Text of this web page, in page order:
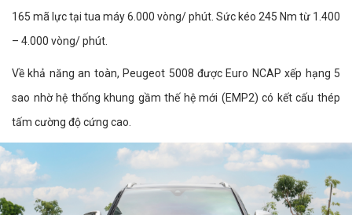
165 mã lực tại tua máy 6.000 vòng/ phút. Sức kéo 245 Nm từ 1.400
– 4.000 vòng/ phút.
Về khả năng an toàn, Peugeot 5008 được Euro NCAP xếp hạng 5
sao nhờ hệ thống khung gầm thế hệ mới (EMP2) có kết cấu thép
tấm cường độ cứng cao.